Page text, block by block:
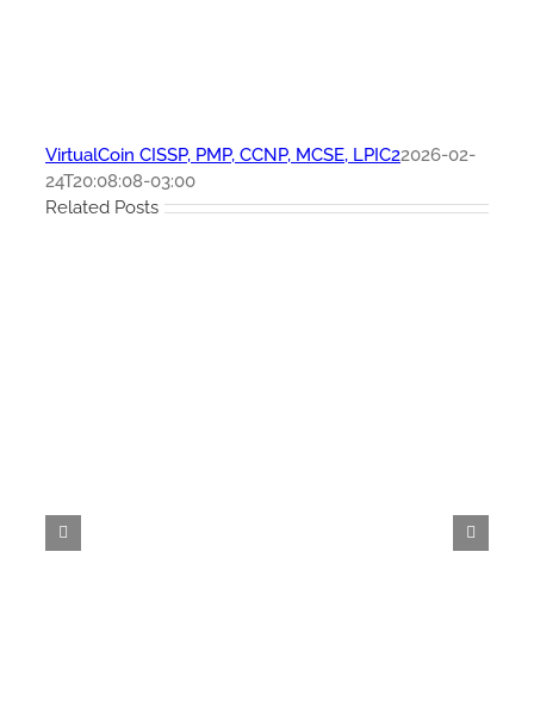
VirtualCoin CISSP, PMP, CCNP, MCSE, LPIC22026-02-
24T20:08:08-03:00
Related Posts